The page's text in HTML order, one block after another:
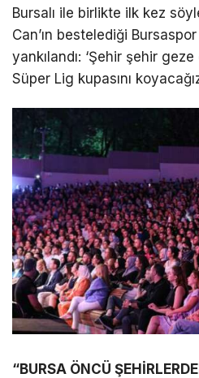
Bursalı ile birlikte ilk kez
Can’ın bestelediği
yankılandı: ‘Şehir şehir
Süper Lig kupasını
“BURSA ÖNCÜ